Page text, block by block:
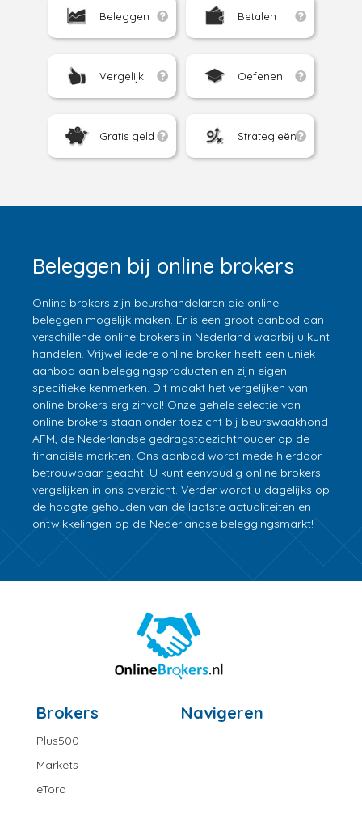
Beleggen Betalen
Vergelijk Oefenen
Gratis geld Strategieën
Beleggen bij online brokers
Online brokers zijn beurshandelaren die online
beleggen mogelijk maken. Er is een groot aanbod aan
verschillende online brokers in Nederland waarbij u kunt
handelen. Vrijwel iedere online broker heeft een uniek
aanbod aan beleggingsproducten en zijn eigen
specifieke kenmerken. Dit maakt het vergelijken van
online brokers erg zinvol! Onze gehele selectie van
online brokers staan onder toezicht bij beurswaakhond
AFM, de Nederlandse gedragstoezichthouder op de
financiële markten. Ons aanbod wordt mede hierdoor
betrouwbaar geacht! U kunt eenvoudig online brokers
vergelijken in ons overzicht. Verder wordt u dagelijks op
de hoogte gehouden van de laatste actualiteiten en
ontwikkelingen op de Nederlandse beleggingsmarkt!
Brokers
Plus500
Markets
eToro
Navigeren